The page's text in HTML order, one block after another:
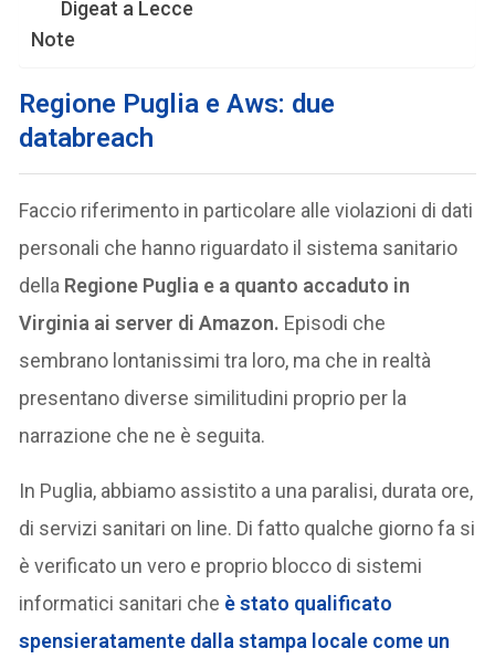
Digeat a Lecce
Note
Regione Puglia e Aws: due
databreach
Faccio riferimento in particolare alle violazioni di dati
personali che hanno riguardato il sistema sanitario
della Regione Puglia e a quanto accaduto in
Virginia ai server di Amazon. Episodi che
sembrano lontanissimi tra loro, ma che in realtà
presentano diverse similitudini proprio per la
narrazione che ne è seguita.
In Puglia, abbiamo assistito a una paralisi, durata ore,
di servizi sanitari on line. Di fatto qualche giorno fa si
è verificato un vero e proprio blocco di sistemi
informatici sanitari che è stato qualificato
spensieratamente dalla stampa locale come un